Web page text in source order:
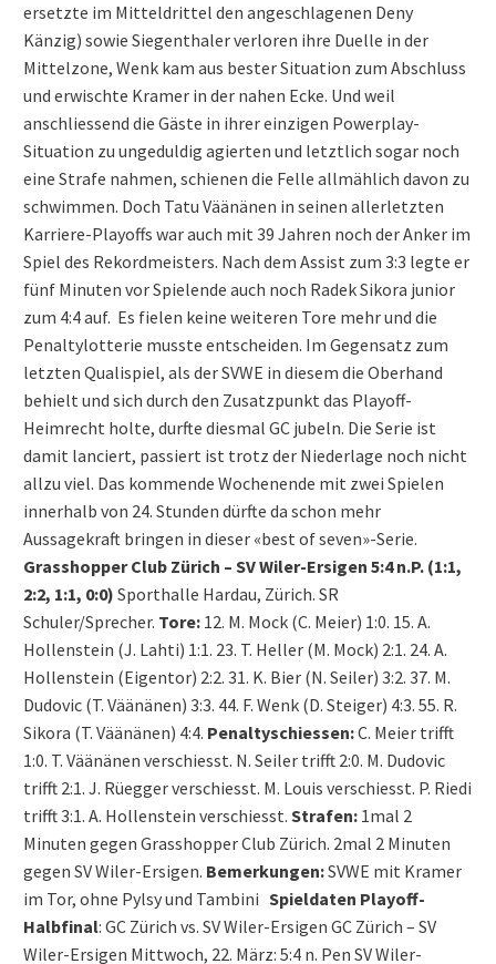
ersetzte im Mitteldrittel den angeschlagenen Deny
Känzig) sowie Siegenthaler verloren ihre Duelle in der
Mittelzone, Wenk kam aus bester Situation zum Abschluss
und erwischte Kramer in der nahen Ecke. Und weil
anschliessend die Gäste in ihrer einzigen Powerplay-
Situation zu ungeduldig agierten und letztlich sogar noch
eine Strafe nahmen, schienen die Felle allmählich davon zu
schwimmen. Doch Tatu Väänänen in seinen allerletzten
Karriere-Playoffs war auch mit 39 Jahren noch der Anker im
Spiel des Rekordmeisters. Nach dem Assist zum 3:3 legte er
fünf Minuten vor Spielende auch noch Radek Sikora junior
zum 4:4 auf. Es fielen keine weiteren Tore mehr und die
Penaltylotterie musste entscheiden. Im Gegensatz zum
letzten Qualispiel, als der SVWE in diesem die Oberhand
behielt und sich durch den Zusatzpunkt das Playoff-
Heimrecht holte, durfte diesmal GC jubeln. Die Serie ist
damit lanciert, passiert ist trotz der Niederlage noch nicht
allzu viel. Das kommende Wochenende mit zwei Spielen
innerhalb von 24. Stunden dürfte da schon mehr
Aussagekraft bringen in dieser «best of seven»-Serie.
Grasshopper Club Zürich – SV Wiler-Ersigen 5:4 n.P. (1:1,
2:2, 1:1, 0:0) Sporthalle Hardau, Zürich. SR
Schuler/Sprecher. Tore: 12. M. Mock (C. Meier) 1:0. 15. A.
Hollenstein (J. Lahti) 1:1. 23. T. Heller (M. Mock) 2:1. 24. A.
Hollenstein (Eigentor) 2:2. 31. K. Bier (N. Seiler) 3:2. 37. M.
Dudovic (T. Väänänen) 3:3. 44. F. Wenk (D. Steiger) 4:3. 55. R.
Sikora (T. Väänänen) 4:4. Penaltyschiessen:C. Meier trifft
1:0. T. Väänänen verschiesst. N. Seiler trifft 2:0. M. Dudovic
trifft 2:1. J. Rüegger verschiesst. M. Louis verschiesst. P. Riedi
trifft 3:1. A. Hollenstein verschiesst. Strafen: 1mal 2
Minuten gegen Grasshopper Club Zürich. 2mal 2 Minuten
gegen SV Wiler-Ersigen. Bemerkungen:SVWE mit Kramer
im Tor, ohne Pylsy und Tambini Spieldaten Playoff-
Halbfinal: GC Zürich vs. SV Wiler-Ersigen GC Zürich – SV
Wiler-Ersigen Mittwoch, 22. März: 5:4 n. Pen SV Wiler-